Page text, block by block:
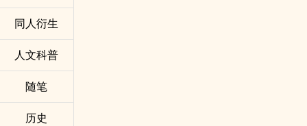
同人衍生
人文科普
随笔
历史